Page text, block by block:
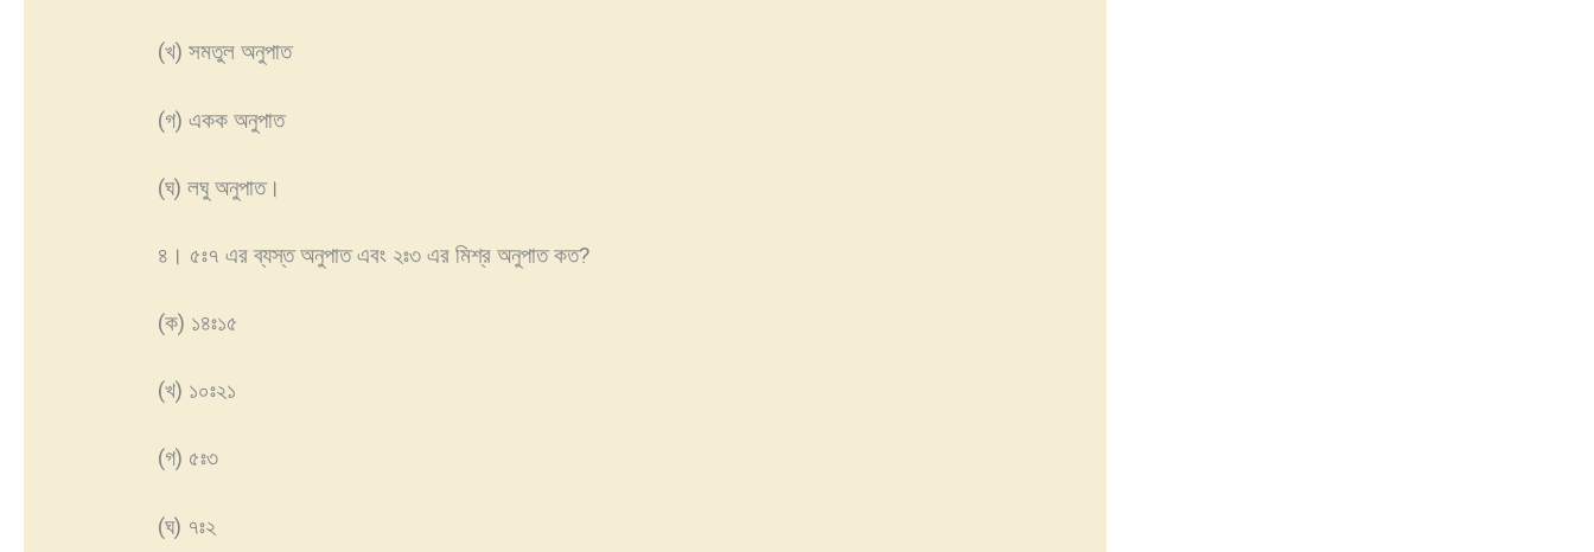
(খ) সমতুল অনুপাত
(গ) একক অনুপাত
(ঘ) লঘু অনুপাত।
৪। ৫ঃ৭ এর ব্যস্ত অনুপাত এবং ২ঃ৩ এর মিশ্র অনুপাত কত?
(ক) ১৪ঃ১৫
(খ) ১০ঃ২১
(গ) ৫ঃ৩
(ঘ) ৭ঃ২